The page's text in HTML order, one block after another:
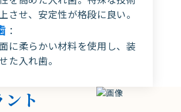
させ、安定性が格段に良い。
：
に柔らかい材料を使用し、装
た入れ歯。
ト